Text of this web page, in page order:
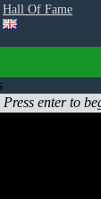
Hall Of Fame
Press enter to